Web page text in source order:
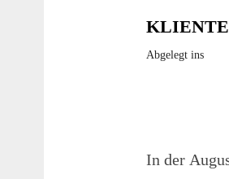
Abgelegt ins
In der